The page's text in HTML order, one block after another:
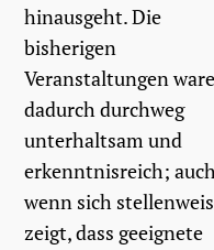
hinausgeht. Die
bisherigen
Veranstaltungen
dadurch durchweg
unterhaltsam und
erkenntnisreich;
wenn sich
zeigt, dass geeignete